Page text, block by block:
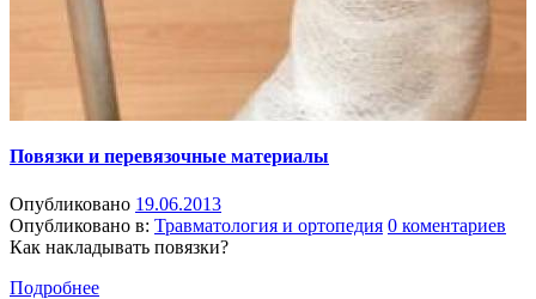
Повязки и перевязочные материалы
Опубликовано 19.06.2013
Опубликовано в: Травматология и ортопедия 0 коментариев
Как накладывать повязки?
Подробнее